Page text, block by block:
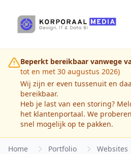
Beperkt bereikbaar vanwege
tot en met 30 augustus 2026)
Wij zijn er even tussenuit en
bereikbaar.
Heb je last van een storing?
het klantenportaal. We
snel mogelijk op te pakken.
Home Portfolio Websites